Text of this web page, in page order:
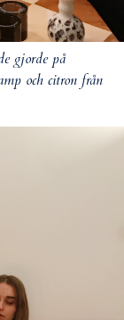
gjorde på
och citron från